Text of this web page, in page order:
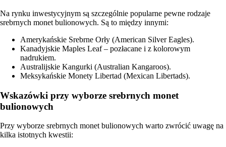
Na rynku inwestycyjnym są szczególnie popularne pewne rodzaje
srebrnych monet bulionowych. Są to między innymi:
Amerykańskie Srebrne Orły (American Silver Eagles).
Kanadyjskie Maples Leaf – pozłacane i z kolorowym
nadrukiem.
Australijskie Kangurki (Australian Kangaroos).
Meksykańskie Monety Libertad (Mexican Libertads).
Wskazówki przy wyborze srebrnych monet
bulionowych
Przy wyborze srebrnych monet bulionowych warto zwrócić uwagę na
kilka istotnych kwestii: